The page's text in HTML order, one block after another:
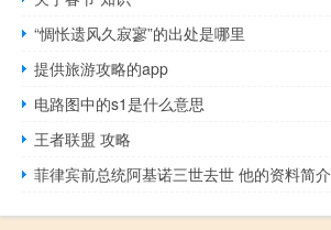
“惆怅遗风久寂寥”的出处是哪里
提供旅游攻略的app
电路图中的s1是什么意思
王者联盟 攻略
菲律宾前总统阿基诺三世去世 他的资料简介